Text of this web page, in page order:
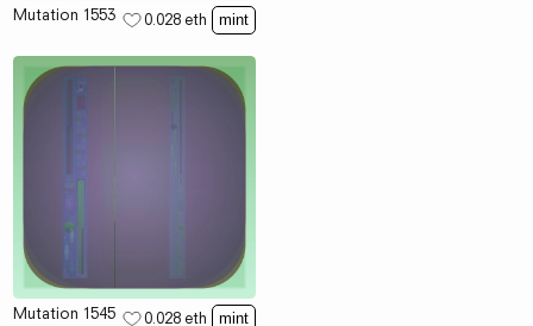
Mutation 1553 0.028 eth mint
Mutation 1545 0.028 eth mint